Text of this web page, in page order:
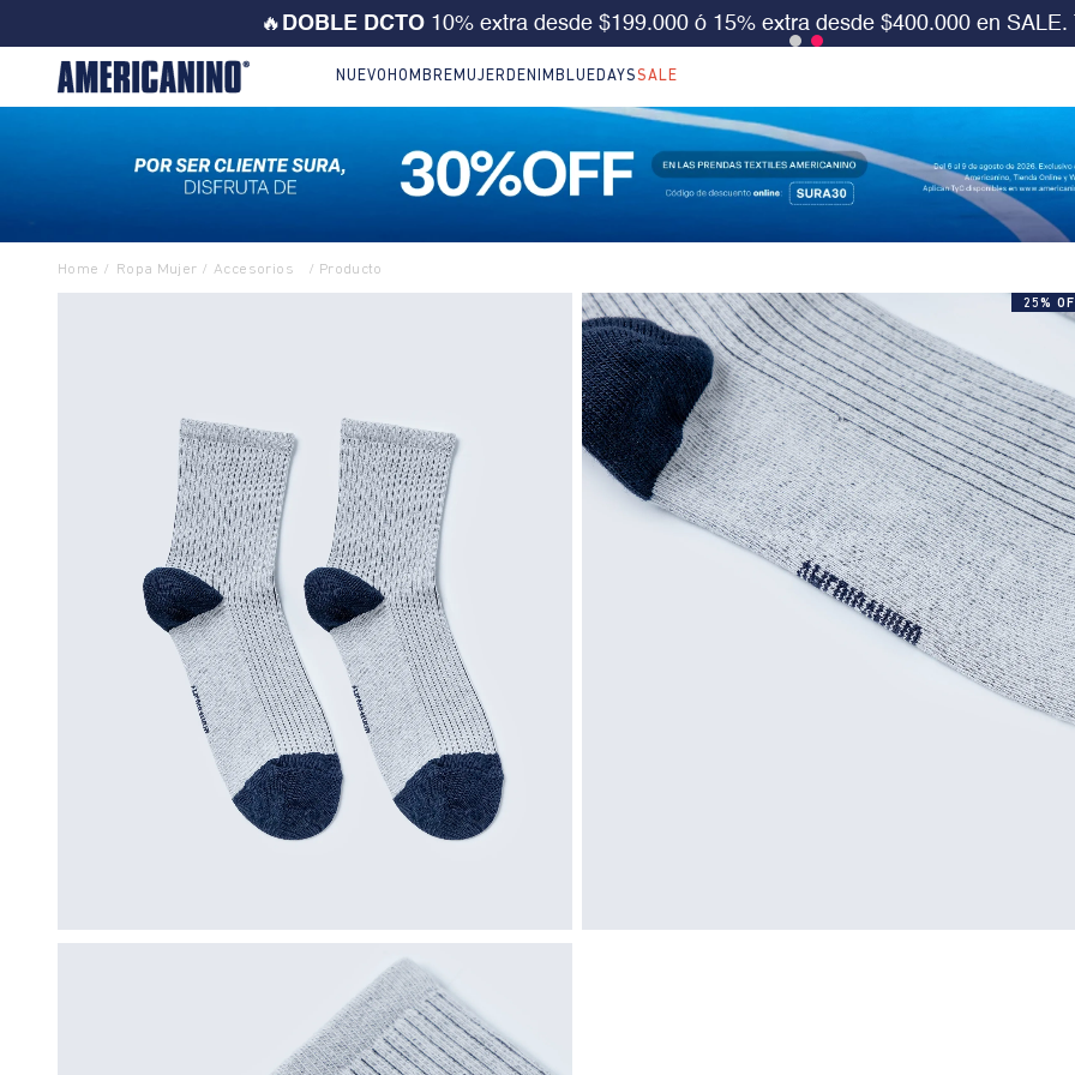
💙 ¡CORRE! Solo este FDS 30%OFF en LO NUEVO. Usa el cód:SURA30Aplica
NUEVO HOMBRE MUJER DENIM BLUEDAYSSALE
Ropa Mujer Accesorios
25%